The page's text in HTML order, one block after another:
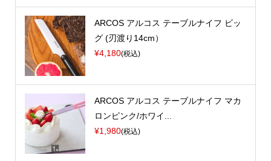
ARCOS アルコス テーブルナイフ ビッ
グ (刃渡り14cm）
¥4,180(税込)
ARCOS アルコス テーブルナイフ マカ
ロンピンク/ホワイ...
¥1,980(税込)